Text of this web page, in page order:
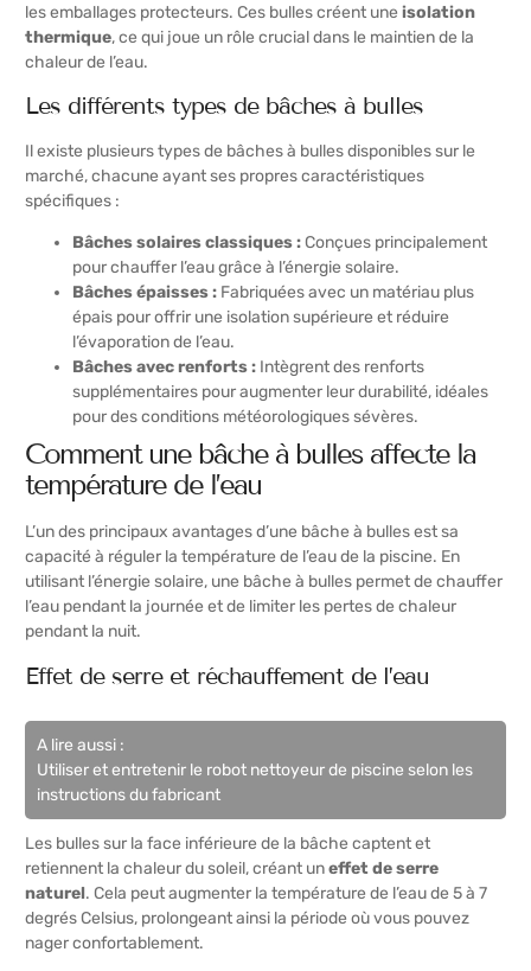
les emballages protecteurs. Ces bulles créent une isolation
thermique, ce qui joue un rôle crucial dans le maintien de la
chaleur de l’eau.
Les différents types de bâches à bulles
Il existe plusieurs types de bâches à bulles disponibles sur le
marché, chacune ayant ses propres caractéristiques
spécifiques :
Bâches solaires classiques :Conçues principalement
pour chauffer l’eau grâce à l’énergie solaire.
Bâches épaisses : Fabriquées avec un matériau plus
épais pour offrir une isolation supérieure et réduire
l’évaporation de l’eau.
Bâches avec renforts : Intègrent des renforts
supplémentaires pour augmenter leur durabilité, idéales
pour des conditions météorologiques sévères.
Comment une bâche à bulles affecte la
température de l’eau
L’un des principaux avantages d’une bâche à bulles est sa
capacité à réguler la température de l’eau de la piscine. En
utilisant l’énergie solaire, une bâche à bulles permet de chauffer
l’eau pendant la journée et de limiter les pertes de chaleur
pendant la nuit.
Effet de serre et réchauffement de l’eau
A lire aussi :
Utiliser et entretenir le robot nettoyeur de piscine selon les
instructions du fabricant
Les bulles sur la face inférieure de la bâche captent et
retiennent la chaleur du soleil, créant uneffet de serre
naturel. Cela peut augmenter la température de l’eau de 5 à 7
degrés Celsius, prolongeant ainsi la période où vous pouvez
nager confortablement.